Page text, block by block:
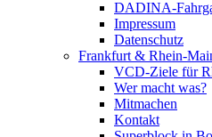
DADINA-
Impressum
Datenschutz
Frankfurt & Rhein-
VCD-Ziele für
Wer macht was?
Mitmachen
Kontakt